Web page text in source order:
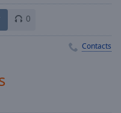
0
Contacts